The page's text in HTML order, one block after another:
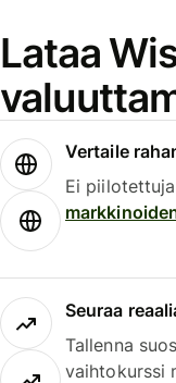
Lataa
Vertaile
Ei
Seuraa
Tallenna
vaihtokurssi